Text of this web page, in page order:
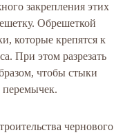
закрепления этих
Обрешеткой
которые крепятся к
При этом разрезать
чтобы стыки
чернового